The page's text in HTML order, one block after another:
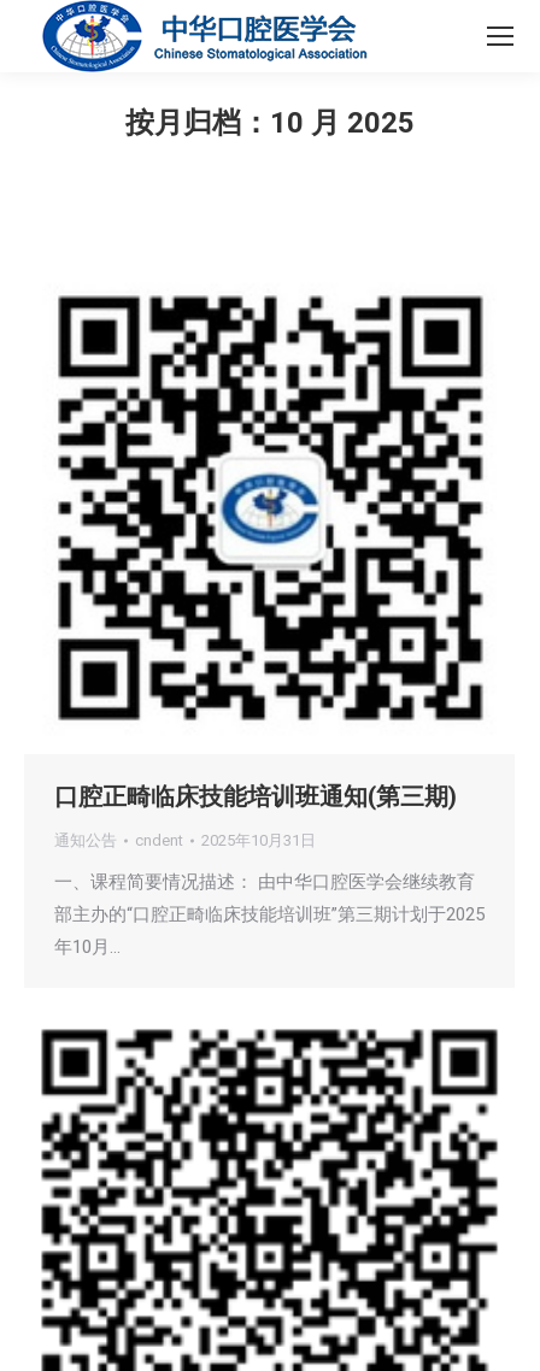
按月归档： 10 月 2025
口腔正畸临床技能培训班通知(第三期)
通知公告 cndent 2025年10月31日
一、课程简要情况描述： 由中华口腔医学会继续教育
部主办的“口腔正畸临床技能培训班”第三期计划于2025
年10月…